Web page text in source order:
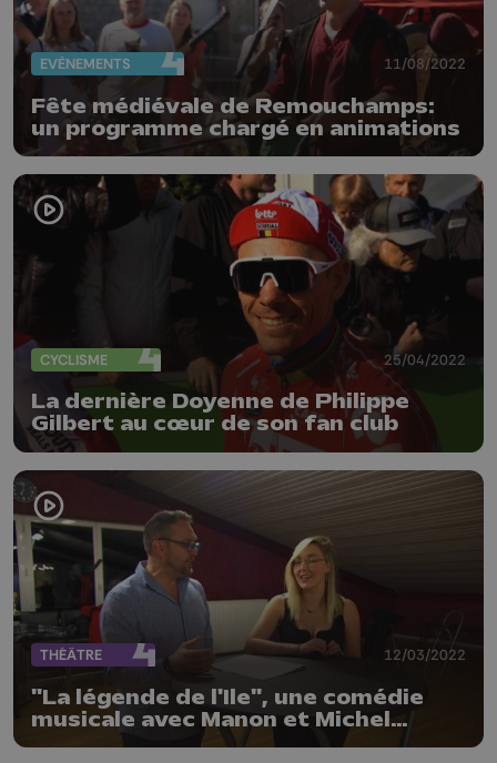
EVÈNEMENTS 11/08/2022
Fête médiévale de Remouchamps:
un programme chargé en animations
CYCLISME 25/04/2022
La dernière Doyenne de Philippe
Gilbert au cœur de son fan club
THÉÂTRE 12/03/2022
"La légende de l'Ile", une comédie
musicale avec Manon et Michel
Nuyens, à voir au Trocadéro